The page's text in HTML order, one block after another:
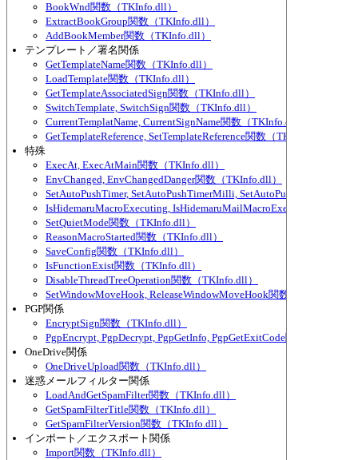
BookWnd関数（TKInfo.dll）
ExtractBookGroup関数（TKInfo.dll）
AddBookMember関数（TKInfo.dll）
テンプレート／署名関係
GetTemplateName関数（TKInfo.dll）
LoadTemplate関数（TKInfo.dll）
GetTemplateAssociatedSign関数（TKInfo.dll）
SwitchTemplate, SwitchSign関数（TKInfo.dll）
CurrentTemplatName, CurrentSignName関数（TKInfo.dll）
GetTemplateReference, SetTemplateReference関数（TKInfo.dll）
特殊
ExecAt, ExecAtMain関数（TKInfo.dll）
EnvChanged, EnvChangedDanger関数（TKInfo.dll）
SetAutoPushTimer, SetAutoPushTimerMilli, SetAutoPushTimerEver,
IsHidemaruMacroExecuting, IsHidemaruMailMacroExecuting関数（
SetQuietMode関数（TKInfo.dll）
ReasonMacroStarted関数（TKInfo.dll）
SaveConfig関数（TKInfo.dll）
IsFunctionExist関数（TKInfo.dll）
DisableThreadTreeOperation関数（TKInfo.dll）
SetWindowMoveHook, ReleaseWindowMoveHook関数（TKInfo.dll）
PGP関係
EncryptSign関数（TKInfo.dll）
PgpEncrypt, PgpDecrypt, PgpGetInfo, PgpGetExitCode関数（
OneDrive関係
OneDriveUpload関数（TKInfo.dll）
迷惑メールフィルター関係
LoadAndGetSpamFilter関数（TKInfo.dll）
GetSpamFilterTitle関数（TKInfo.dll）
GetSpamFilterVersion関数（TKInfo.dll）
インポート／エクスポート関係
Import関数（TKInfo.dll）